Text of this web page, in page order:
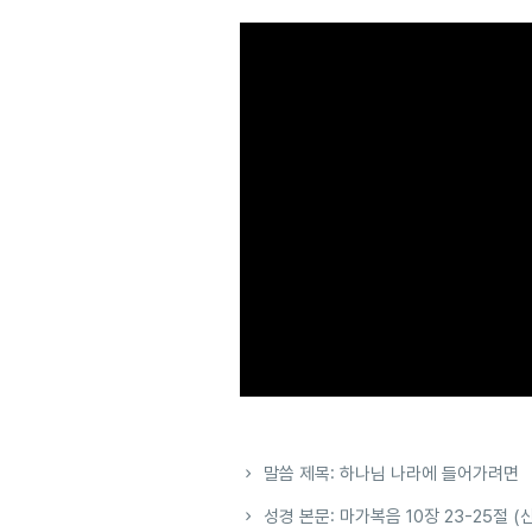
말씀 제목: 하나님 나라에 들어가려면
성경 본문: 마가복음 10장 23-25절 (